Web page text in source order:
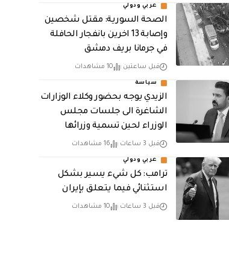
عربي ودولي
الصحة السورية: مقتل شخصين
وإصابة 13 اخرين بانفجار الحافلة
في جرمانا بريف دمشق
قبل ساعتين 10 مشاهدات
سياسة
الزيدي يوجه بحضور وكلاء الوزارات
الشاغرة الى جلسات مجلس
الوزراء لحين تسمية وزرائها
قبل 3 ساعات 16 مشاهدات
عربي ودولي
ترامب: كل شيء يسير بشكل
استثنائي فيما يتعلق بإيران
قبل 3 ساعات 10 مشاهدات